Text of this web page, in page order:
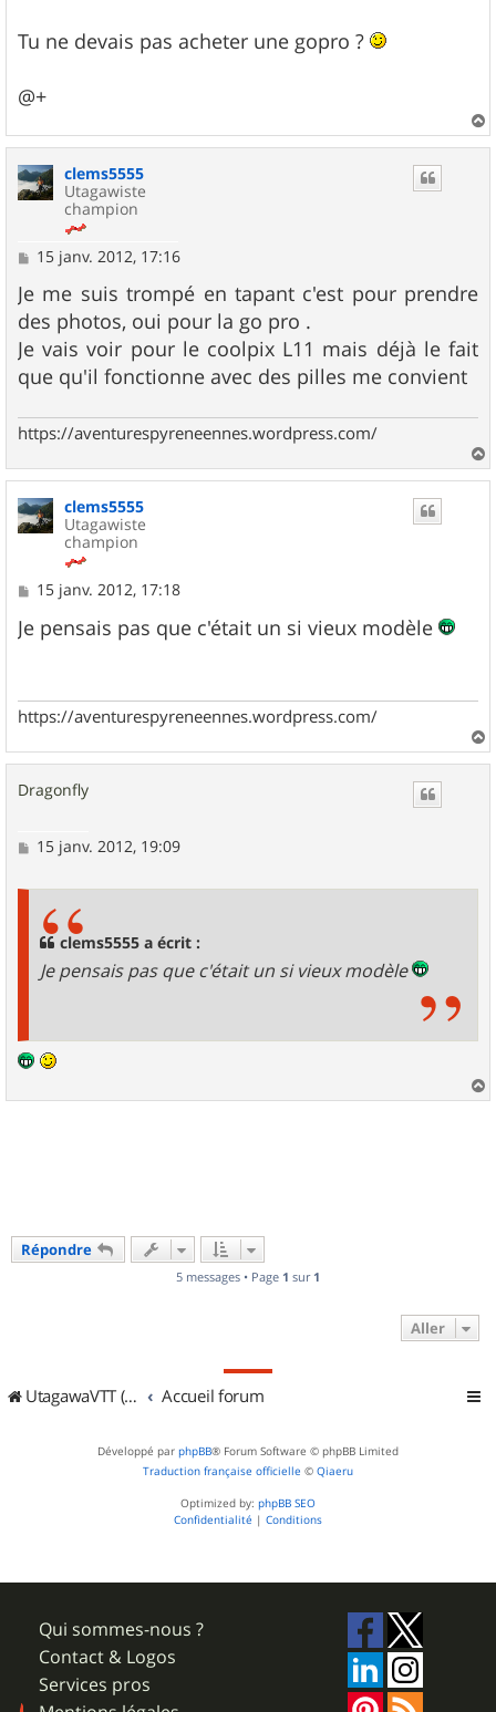
Tu ne devais pas acheter une gopro ?
@+
a
clems5555
Utagawiste
champion
M
s
s
a
g
e
15 janv. 2012, 17:16
Je me suis trompé en tapant c'est pour prendre
des photos, oui pour la go pro .
Je vais voir pour le coolpix L11 mais déjà le fait
que qu'il fonctionne avec des pilles me convient
https://aventurespyreneennes.wordpress.com/
a
clems5555
Utagawiste
champion
M
s
s
15 janv. 2012, 17:18
Je pensais pas que c'était un si vieux modèle
https://aventurespyreneennes.wordpress.com/
a
Dragonfly
M15 janv. 2012, 19:09
clems5555 a écrit :
Je pensais pas que c'était un si vieux modèle
a
Répondre
5 messages • Page 1 sur 1
Aller
UtagawaVTT (Randos VTT et VTTAE avec traces GPS) Accueil forum
Développé par phpBB® Forum Software © phpBB Limited
Traduction française officielle © Qiaeru
Optimized by: phpBB SEO
Confidentialité | Conditions
Qui sommes-nous ?
Contact & Logos
Services pros